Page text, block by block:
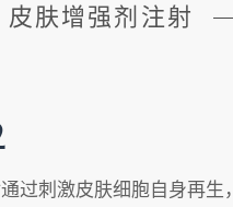
皮肤增强剂注射
过刺激皮肤细胞自身再生，